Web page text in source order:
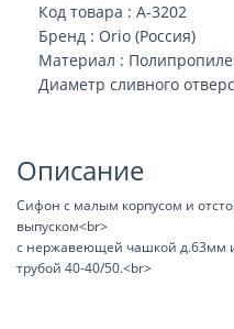
Код товара : А-3202
Бренд : Orio (Россия)
Материал :
Диаметр сливного
Описание
Сифон с малым корпусом и
выпуском<br>
с нержавеющей чашкой д.63мм
трубой 40-40/50.<br>